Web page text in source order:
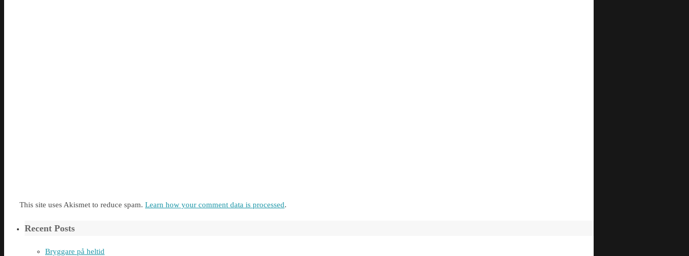
This site uses Akismet to reduce spam. Learn how your comment data is processed.
Recent Posts
Bryggare på heltid